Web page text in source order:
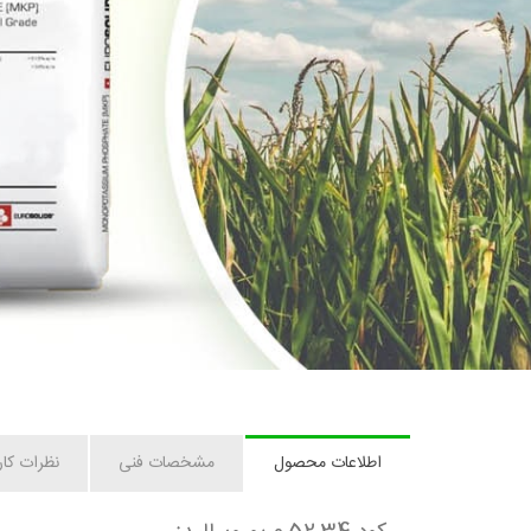
اطلاعات محصول مشخصات فنی نظرات